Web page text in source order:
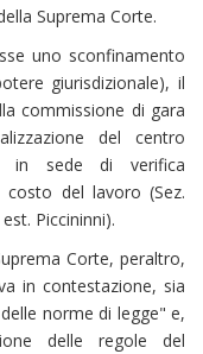
Suprema Corte.
uno sconfinamento
giurisdizionale), il
commissione di gara
del centro
in sede di verifica
del lavoro (Sez.
Piccininni).
Corte, peraltro,
in contestazione, sia
norme di legge" e,
delle regole del